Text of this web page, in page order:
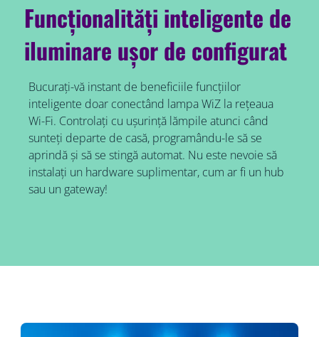
Funcționalități inteligente de
iluminare ușor de configurat
Bucurați-vă instant de beneficiile funcțiilor
inteligente doar conectând lampa WiZ la rețeaua
Wi-Fi. Controlați cu ușurință lămpile atunci când
sunteți departe de casă, programându-le să se
aprindă și să se stingă automat. Nu este nevoie să
instalați un hardware suplimentar, cum ar fi un hub
sau un gateway!